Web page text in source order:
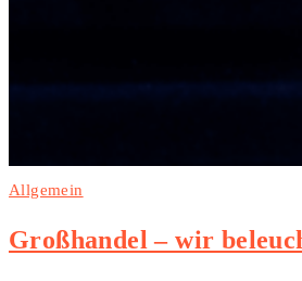
Allgemein
Großhandel – wir